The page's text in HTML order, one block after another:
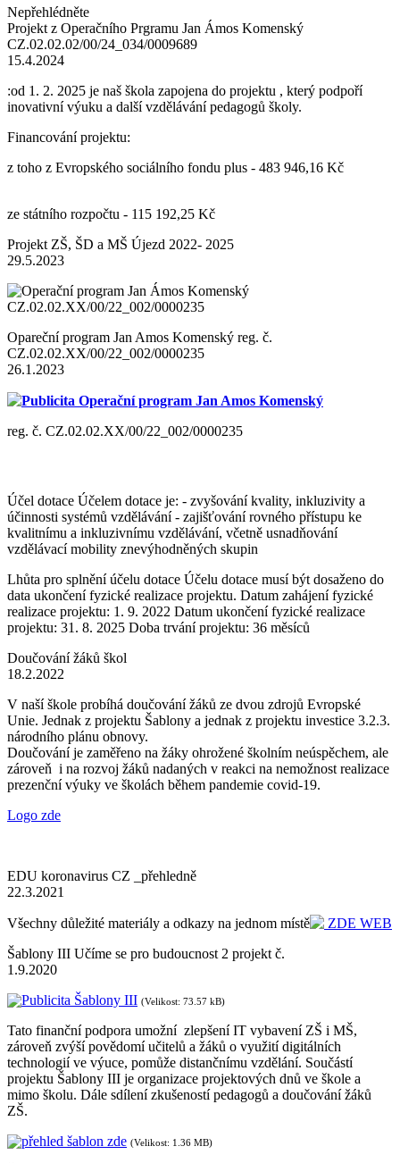
Nepřehlédněte
Projekt z Operačního Prgramu Jan Ámos Komenský
CZ.02.02.02/00/24_034/0009689
15.4.2024
:od 1. 2. 2025 je naš škola zapojena do projektu , který podpoří
inovativní výuku a další vzdělávání pedagogů školy.
Financování projektu:
z toho z Evropského sociálního fondu plus - 483 946,16 Kč
ze státního rozpočtu - 115 192,25 Kč
Projekt ZŠ, ŠD a MŠ Újezd 2022- 2025
29.5.2023
Opareční program Jan Amos Komenský reg. č.
CZ.02.02.XX/00/22_002/0000235
26.1.2023
Publicita Operační program Jan Amos Komenský
reg. č. CZ.02.02.XX/00/22_002/0000235
Účel dotace Účelem dotace je: - zvyšování kvality, inkluzivity a
účinnosti systémů vzdělávání - zajišťování rovného přístupu ke
kvalitnímu a inkluzivnímu vzdělávání, včetně usnadňování
vzdělávací mobility znevýhodněných skupin
Lhůta pro splnění účelu dotace Účelu dotace musí být dosaženo do
data ukončení fyzické realizace projektu. Datum zahájení fyzické
realizace projektu: 1. 9. 2022 Datum ukončení fyzické realizace
projektu: 31. 8. 2025 Doba trvání projektu: 36 měsíců
Doučování žáků škol
18.2.2022
V naší škole probíhá doučování žáků ze dvou zdrojů Evropské
Unie. Jednak z projektu Šablony a jednak z projektu investice 3.2.3.
národního plánu obnovy.
Doučování je zaměřeno na žáky ohrožené školním neúspěchem, ale
zároveň i na rozvoj žáků nadaných v reakci na nemožnost realizace
prezenční výuky ve školách během pandemie covid-19.
Logo zde
EDU koronavirus CZ _přehledně
22.3.2021
Všechny důležité materiály a odkazy na jednom místě
ZDE WEB
Šablony III Učíme se pro budoucnost 2 projekt č.
1.9.2020
Publicita Šablony III (Velikost: 73.57 kB)
Tato finanční podpora umožní zlepšení IT vybavení ZŠ i MŠ,
zároveň zvýší povědomí učitelů a žáků o využití digitálních
technologií ve výuce, pomůže distančnímu vzdělání. Součástí
projektu Šablony III je organizace projektových dnů ve škole a
mimo školu. Dále sdílení zkušeností pedagogů a doučování žáků
ZŠ.
přehled šablon zde (Velikost: 1.36 MB)